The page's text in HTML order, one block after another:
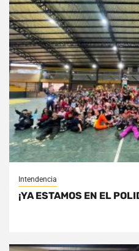
Intendencia
¡YA ESTAMOS EN EL